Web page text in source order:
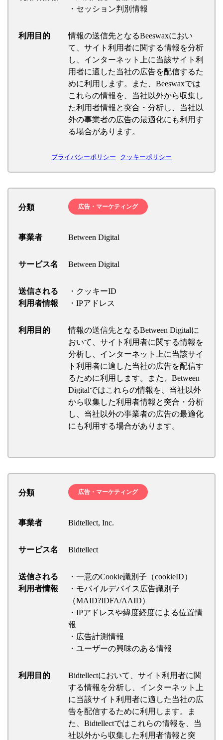
・セッション判別情報
利用目的
情報の送信先となるBeeswaxにおい
て、サイト利用者に関する情報を分析
し、インターネット上に当該サイト利
用者に適した当社の広告を配信するた
めに利用します。また、Beeswaxでは
これらの情報を、当社以外から収集し
た利用者情報と突合・分析し、当社以
外の事業者の広告の最適化にも利用す
る場合があります。
プライバシーポリシー クッキーポリシー
分類 広告・マーケティング
事業者 Between Digital
サービス名 Between Digital
送信される
利用者情報
・クッキーID
・IPアドレス
利用目的
情報の送信先となるBetween Digitalに
おいて、サイト利用者に関する情報を
分析し、インターネット上に当該サイ
ト利用者に適した当社の広告を配信す
るために利用します。また、Between
Digitalではこれらの情報を、当社以外
から収集した利用者情報と突合・分析
し、当社以外の事業者の広告の最適化
にも利用する場合があります。
分類 広告・マーケティング
事業者 Bidtellect, Inc.
サービス名 Bidtellect
送信される
利用者情報
・一意のCookie識別子（cookieID）
・モバイルデバイス広告識別子
（MAID?IDFA/AAID）
・IPアドレスや緯度経度による位置情
報
・広告計測情報
・ユーザーの興味のある情報
利用目的
Bidtellectにおいて、サイト利用者に関
する情報を分析し、インターネット上
に当該サイト利用者に適した当社の広
告を配信するために利用します。ま
た、Bidtellectではこれらの情報を、当
社以外から収集した利用者情報と突